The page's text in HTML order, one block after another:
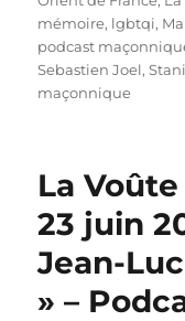
mémoire, lgbtqi,
podcast
Sebastien Joel,
maçonnique
La
23 juin
Jean-
» –